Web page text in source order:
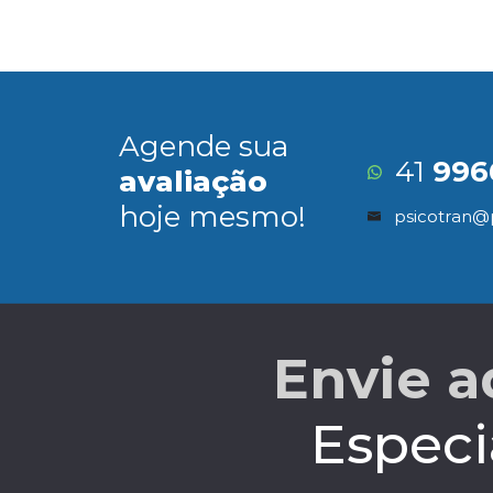
Agende sua
avaliação
hoje mesmo!
41
Envie